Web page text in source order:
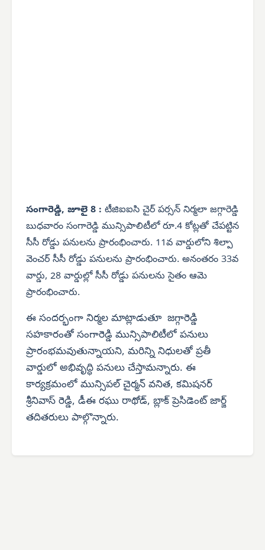
సంగారెడ్డి, జూలై 8 : టీజిఐఐసి చైర్ పర్సన్ నిర్మలా జగ్గారెడ్డి
బుధవారం సంగారెడ్డి మున్సిపాలిటీలో రూ.4 కోట్లతో చేపట్టిన
సీసీ రోడ్డు పనులను ప్రారంభించారు. 11వ వార్డులోని శిల్పా
వెంచర్ సీసీ రోడ్డు పనులను ప్రారంభించారు. అనంతరం 33వ
వార్డు, 28 వార్డుల్లో సీసీ రోడ్డు పనులను సైతం ఆమె
ప్రారంభించారు.
ఈ సందర్భంగా నిర్మల మాట్లాడుతూ జగ్గారెడ్డి
సహకారంతో సంగారెడ్డి మున్సిపాలిటీలో పనులు
ప్రారంభమవుతున్నాయని, మరిన్ని నిధులతో ప్రతీ
వార్డులో అభివృద్ధి పనులు చేస్తామన్నారు. ఈ
కార్యక్రమంలో మున్సిపల్ చైర్మన్ వనిత, కమిషనర్
శ్రీనివాస్ రెడ్డి, డీఈ రఘు రాథోడ్, బ్లాక్ ప్రెసిడెంట్ జార్జ్
తదితరులు పాల్గొన్నారు.